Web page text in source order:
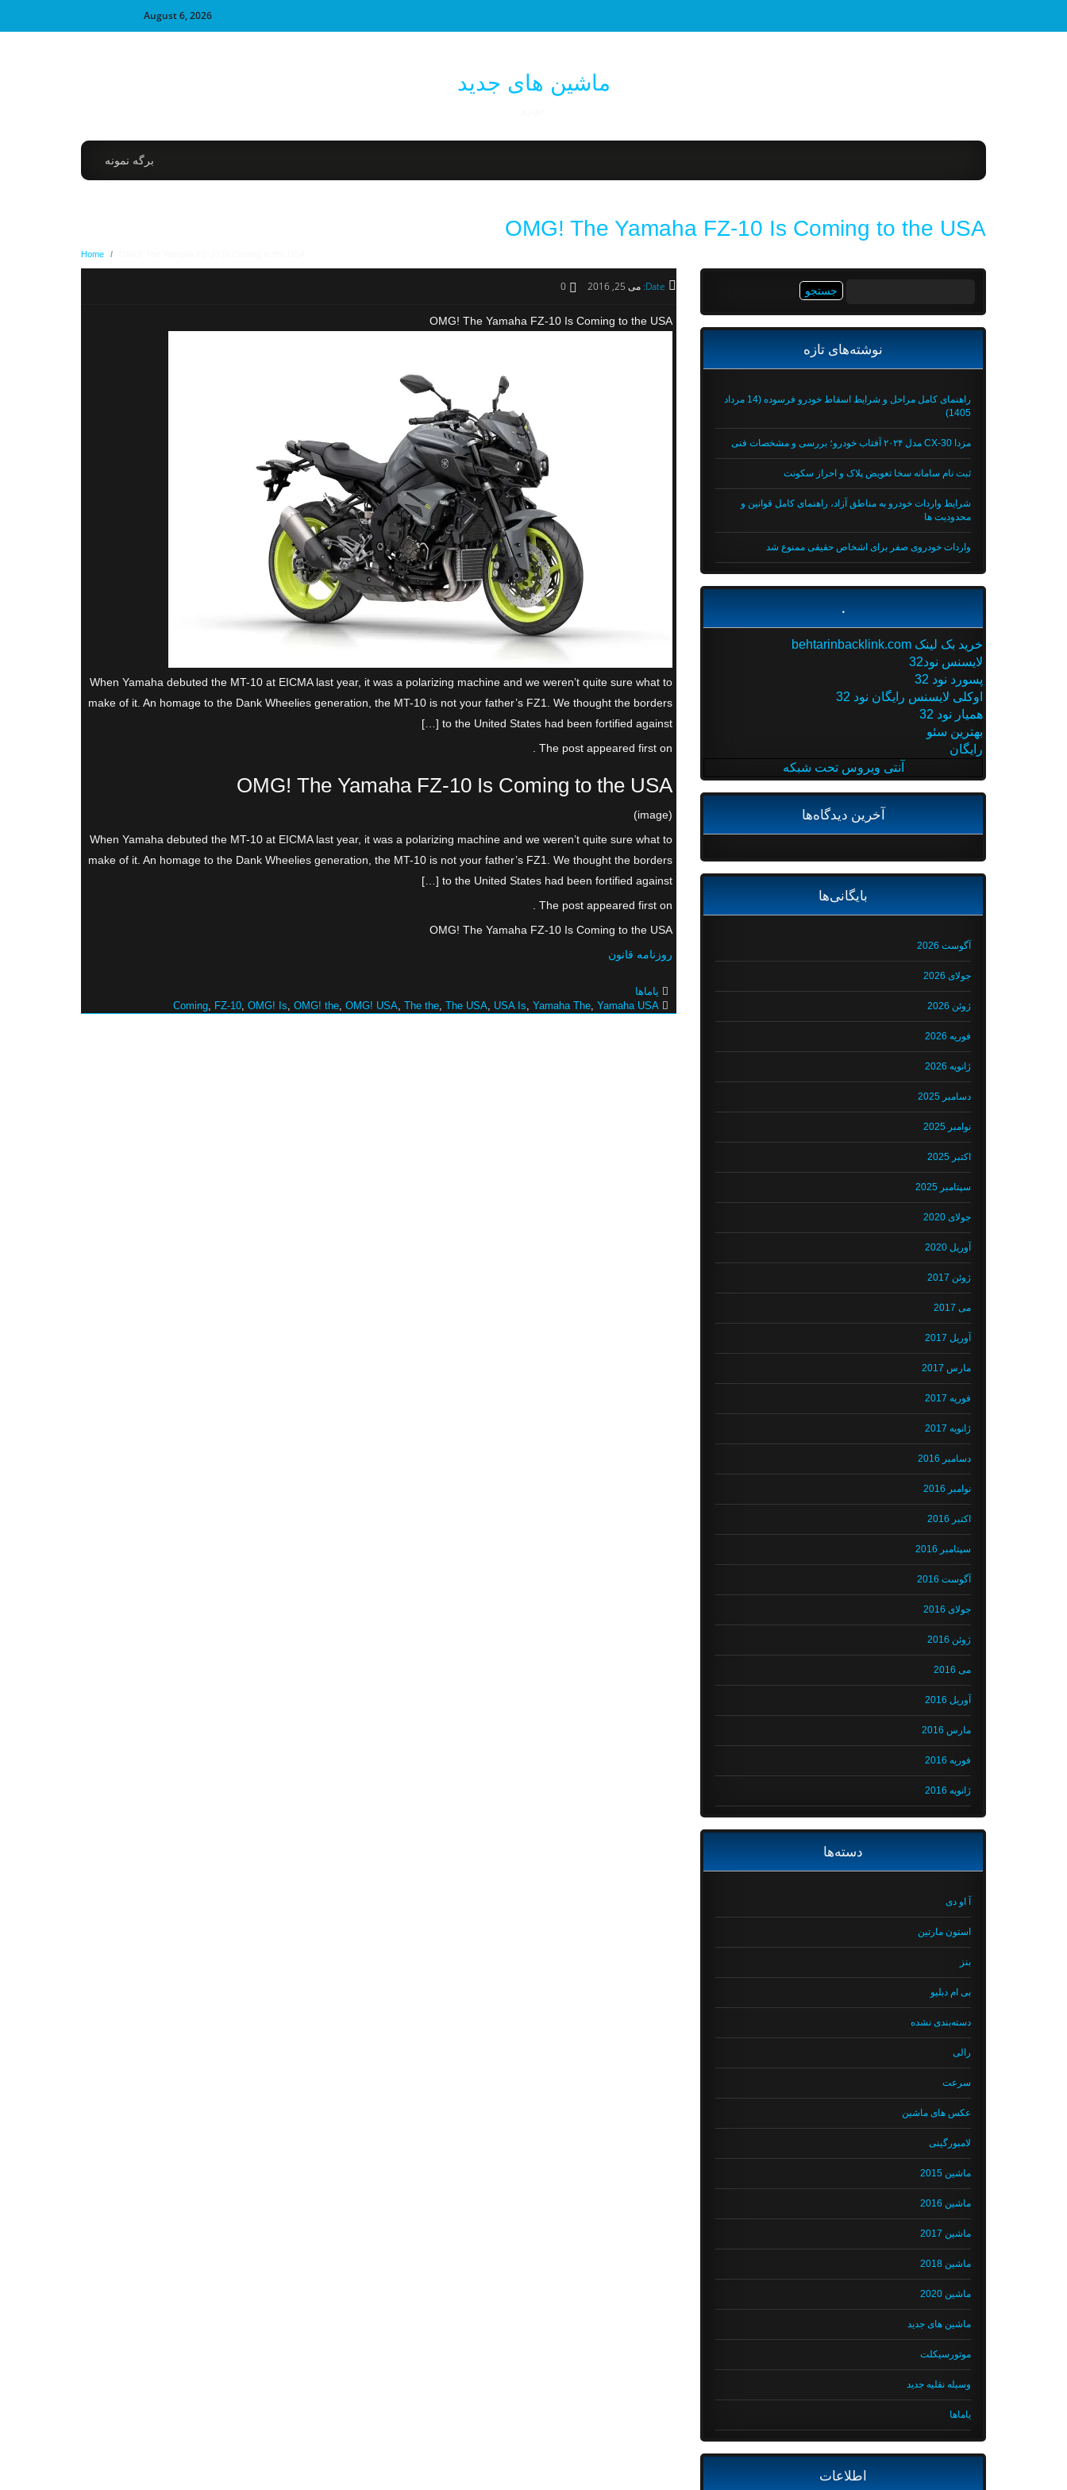
August 6, 2026
ماشین های جدید
برگه نمونه
OMG! The Yamaha FZ-10 Is Coming to the USA
Home /
Date: می 25, 2016 0
OMG! The Yamaha FZ-10 Is Coming to the USA
When Yamaha debuted the MT-10 at EICMA last year, it was a polarizing machine and we weren’t quite sure what to
make of it. An homage to the Dank Wheelies generation, the MT-10 is not your father’s FZ1. We thought the borders
to the United States had been fortified against […]
The post appeared first on .
OMG! The Yamaha FZ-10 Is Coming to the USA
(image)
When Yamaha debuted the MT-10 at EICMA last year, it was a polarizing machine and we weren’t quite sure what to
make of it. An homage to the Dank Wheelies generation, the MT-10 is not your father’s FZ1. We thought the borders
to the United States had been fortified against […]
The post appeared first on .
OMG! The Yamaha FZ-10 Is Coming to the USA
روزنامه قانون
یاماها
Coming
FZ-10 OMG! Is OMG! the OMG! USA The the The USA USA Is Yamaha The Yamaha USA
نوشته‌های تازه
راهنمای کامل مراحل و شرایط اسقاط خودرو فرسوده (14 مرداد
1405)
مزدا CX-30 مدل ۲۰۲۴ آفتاب خودرو؛ بررسی و مشخصات فنی
ثبت نام سامانه سخا تعویض پلاک و احراز سکونت
شرایط واردات خودرو به مناطق آزاد، راهنمای کامل قوانین و
محدودیت ها
واردات خودروی صفر برای اشخاص حقیقی ممنوع شد
.
خرید بک لینک behtarinbacklink.com
لایسنس نود32
پسورد نود 32
اوکلی لایسنس رایگان نود 32
همیار نود 32
بهترین سئو
رایگان
آنتی ویروس تحت شبکه
آخرین دیدگاه‌ها
بایگانی‌ها
آگوست 2026
جولای 2026
ژوئن 2026
فوریه 2026
ژانویه 2026
دسامبر 2025
نوامبر 2025
اکتبر 2025
سپتامبر 2025
جولای 2020
آوریل 2020
ژوئن 2017
می 2017
آوریل 2017
مارس 2017
فوریه 2017
ژانویه 2017
دسامبر 2016
نوامبر 2016
اکتبر 2016
سپتامبر 2016
آگوست 2016
جولای 2016
ژوئن 2016
می 2016
آوریل 2016
مارس 2016
فوریه 2016
ژانویه 2016
دسته‌ها
آ او دی
استون مارتین
بنز
بی ام دبلیو
دسته‌بندی نشده
رالی
سرعت
عکس های ماشین
لامبورگینی
ماشین 2015
ماشین 2016
ماشین 2017
ماشین 2018
ماشین 2020
ماشین های جدید
موتورسیکلت
وسیله نقلیه جدید
یاماها
اطلاعات